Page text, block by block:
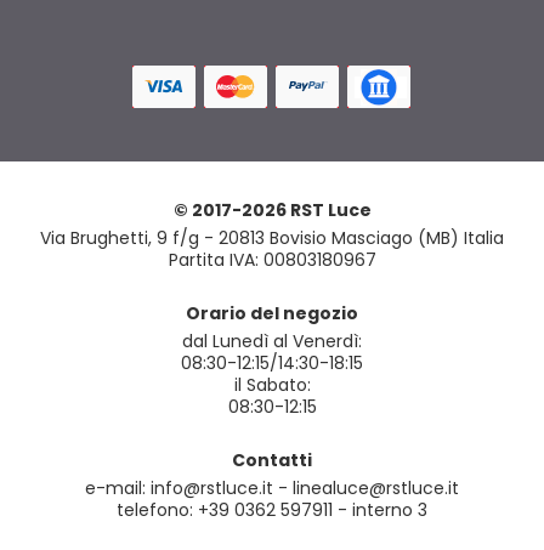
© 2017-2026 RST Luce
Via Brughetti, 9 f/g - 20813 Bovisio Masciago (MB) Italia
Partita IVA: 00803180967
Orario del negozio
dal Lunedì al Venerdì:
08:30-12:15/14:30-18:15
il Sabato:
08:30-12:15
Contatti
e-mail: info@rstluce.it - linealuce@rstluce.it
telefono: +39 0362 597911 - interno 3